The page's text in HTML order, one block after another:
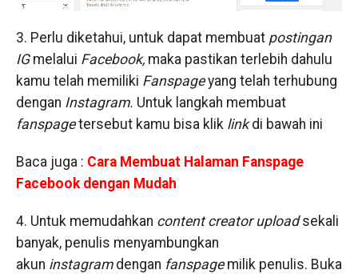
3. Perlu diketahui, untuk dapat membuat postingan
IG melalui Facebook, maka pastikan terlebih dahulu
kamu telah memiliki Fanspageyang telah terhubung
dengan Instagram. Untuk langkah membuat
fanspagetersebut kamu bisa klik linkdi bawah ini
Baca juga : Cara Membuat Halaman Fanspage
Facebook dengan Mudah
4. Untuk memudahkan content creator uploadsekali
banyak, penulis menyambungkan
akun instagram dengan fanspage milik penulis. Buka